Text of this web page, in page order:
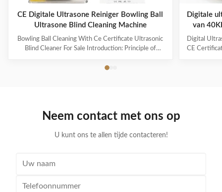
CE Digitale Ultrasone Reiniger Bowling Ball
Ultrasone Blind Cleaning Machine
Bowling Ball Cleaning With Ce Certificate Ultrasonic
Blind Cleaner For Sale Introduction: Principle of
from ultrasonic generator is transformed into high
tens of thousands of tiny bubbles with diameters of
Digitale
van
Digital
CE
Neem contact met ons op
U kunt ons te allen tijde contacteren!